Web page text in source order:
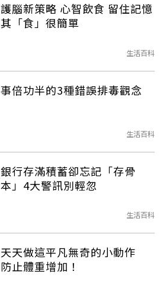
護腦新策略 心智飲食 留住記憶
其「食」很簡單
生活百科
事倍功半的3種錯誤排毒觀念
生活百科
銀行存滿積蓄卻忘記「存骨
本」4大警訊別輕忽
生活百科
天天做這平凡無奇的小動作
防止體重增加！